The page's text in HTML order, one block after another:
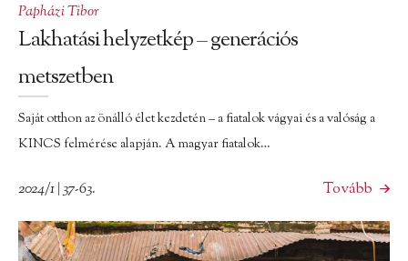
Papházi Tibor
Lakhatási helyzetkép – generációs
metszetben
Saját otthon az önálló élet kezdetén – a fiatalok vágyai és a valóság a
KINCS felmérése alapján. A magyar fiatalok…
2024/1 | 37-63. Tovább